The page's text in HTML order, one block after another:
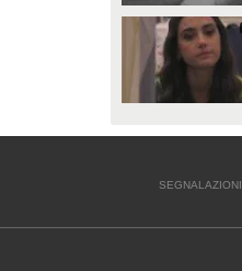
SEGNALAZIONI